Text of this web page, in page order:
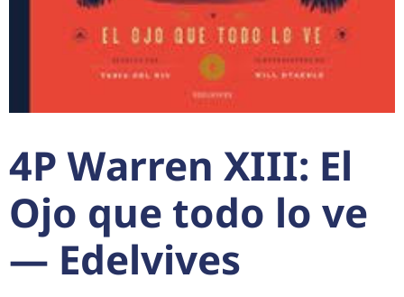
4P Warren XIII: El
Ojo que todo lo ve
— Edelvives